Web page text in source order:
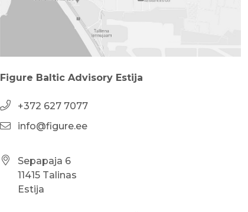
Figure Baltic Advisory Estija
+372 627 7077
info@figure.ee
Sepapaja 6
11415 Talinas
Estija